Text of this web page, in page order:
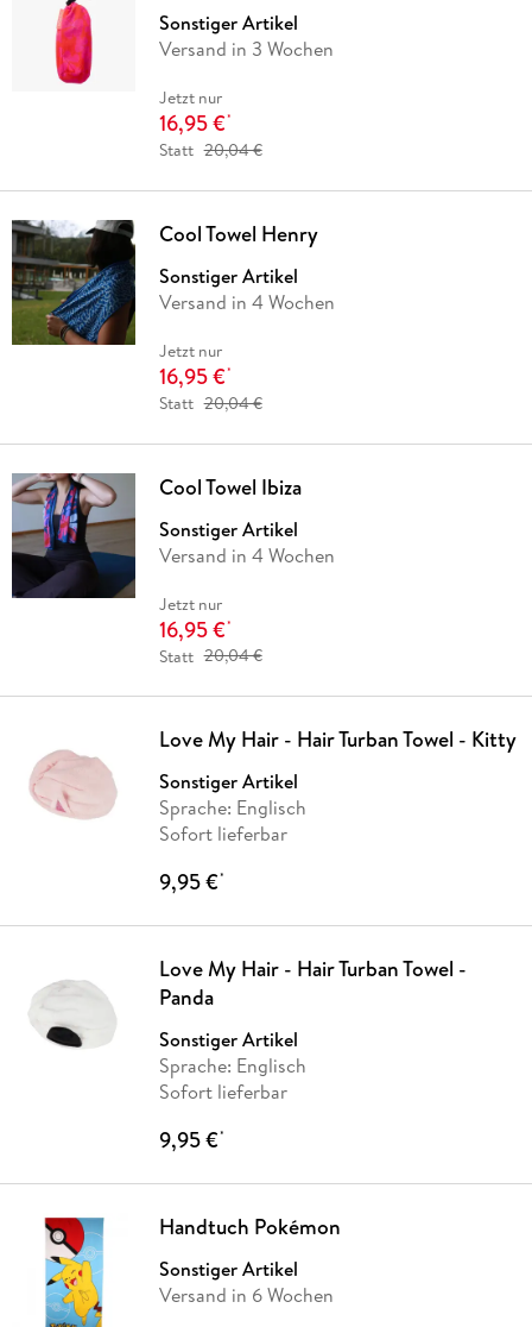
Sonstiger Artikel
Versand in 3 Wochen
Jetzt nur
16,95 €*
Statt 20,04 €
Cool Towel Henry
Sonstiger Artikel
Versand in 4 Wochen
Jetzt nur
16,95 €*
Statt 20,04 €
Cool Towel Ibiza
Sonstiger Artikel
Versand in 4 Wochen
Jetzt nur
16,95 €*
Statt 20,04 €
Love My Hair - Hair Turban Towel - Kitty
Sonstiger Artikel
Sprache: Englisch
Sofort lieferbar
9,95 €*
Love My Hair - Hair Turban Towel -
Panda
Sonstiger Artikel
Sprache: Englisch
Sofort lieferbar
9,95 €*
Handtuch Pokémon
Sonstiger Artikel
Versand in 6 Wochen